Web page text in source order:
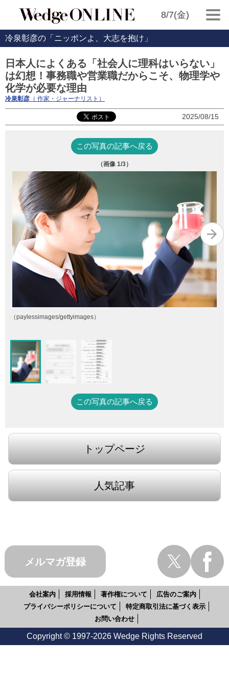
8/7(金)
冷泉彰彦の「ニッポンよ、大志を抱け」
日本人によくある「社会人に理科はいらない」
は幻想！事務職や営業職だからこそ、物理学や
化学が必要な理由
冷泉彰彦 （ 作家・ジャーナリスト）
2025/08/15
この写真の記事へ戻る
（画像 1/3）
（paylessimages/gettyimages）
この写真の記事へ戻る
トップページ
人気記事
メルマガ登録
会社案内 採用情報 著作権について
広告のご案内
プライバシーポリシーについて
特定商取引法に基づく表示
お問い合わせ
Copyright © 1997-2026 Wedge Rights Reserved